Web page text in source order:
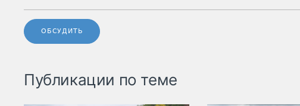
ОБСУДИТЬ
Публикации по теме